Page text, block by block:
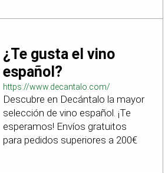
¿Te gusta el vino
español?
https://www.decantalo.com/
Descubre en Decántalo la mayor
selección de vino español. ¡Te
esperamos! Envíos gratuitos
para pedidos superiores a 200€